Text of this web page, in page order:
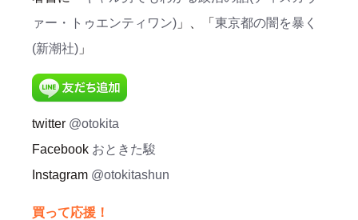
ァー・トゥエンティワン) 」、「 東京都の闇を暴く
(新潮社) 」
twitter @otokita
Facebook おときた駿
Instagram @otokitashun
買って応援！